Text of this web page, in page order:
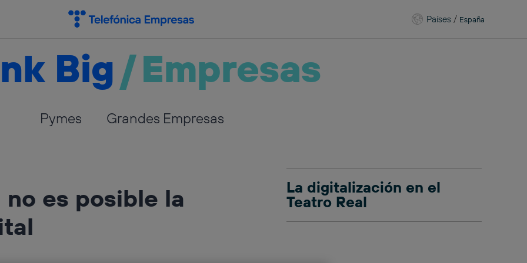
Países / España
Big/Empresas
Pymes Grandes Empresas
es posible la
La digitalización en el
Teatro Real